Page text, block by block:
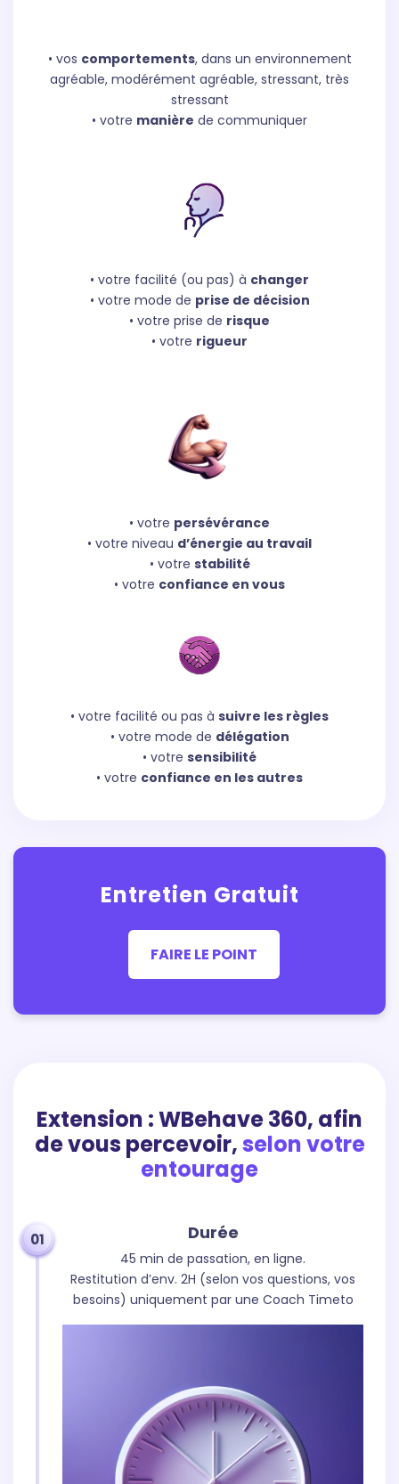
• vos comportements, dans un environnement
agréable, modérément agréable, stressant, très
stressant
• votre manière de communiquer
• votre facilité (ou pas) à changer
• votre mode de prise de décision
• votre prise de risque
• votre rigueur
• votre persévérance
• votre niveau d’énergie au travail
• votre stabilité
• votre confiance en vous
• votre facilité ou pas à suivre les règles
• votre mode de délégation
• votre sensibilité
• votre confiance en les autres
Entretien Gratuit
FAIRE LE POINT
Extension : WBehave 360, afin
de vous percevoir,selon votre
entourage
Durée
45 min de passation, en ligne.
Restitution d’env. 2H (selon vos questions, vos
besoins) uniquement par une Coach Timeto
01